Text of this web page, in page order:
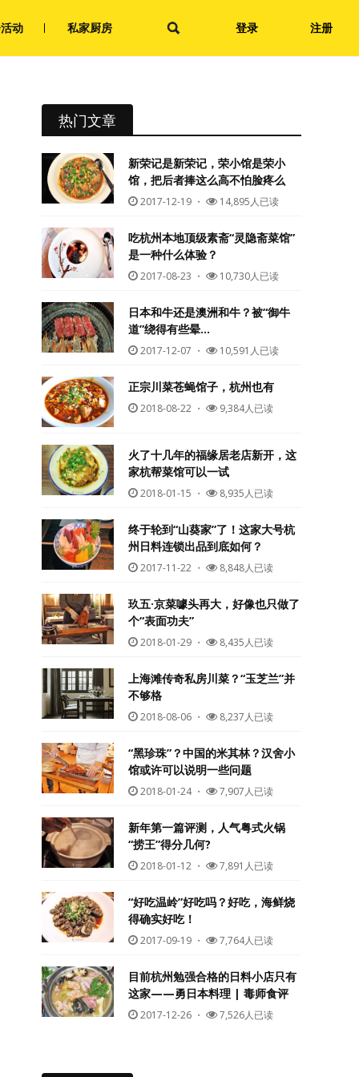
登录 注册
动 私家厨房
热门文章
新荣记是新荣记，荣小馆是荣小
馆，把后者捧这么高不怕脸疼么
2017-12-19 ・ 14,895人已读
吃杭州本地顶级素斋“灵隐斋菜馆”
是一种什么体验？
2017-08-23 ・ 10,730人已读
日本和牛还是澳洲和牛？被“御牛
道”绕得有些晕…
2017-12-07 ・ 10,591人已读
正宗川菜苍蝇馆子，杭州也有
2018-08-22 ・ 9,384人已读
火了十几年的福缘居老店新开，这
家杭帮菜馆可以一试
2018-01-15 ・ 8,935人已读
终于轮到“山葵家”了！这家大号杭
州日料连锁出品到底如何？
2017-11-22 ・ 8,848人已读
玖五·京菜噱头再大，好像也只做了
个“表面功夫”
2018-01-29 ・ 8,435人已读
上海滩传奇私房川菜？“玉芝兰”并
不够格
2018-08-06 ・ 8,237人已读
“黑珍珠”？中国的米其林？汉舍小
馆或许可以说明一些问题
2018-01-24・ 7,907人已读
新年第一篇评测，人气粤式火锅
“捞王”得分几何?
2018-01-12 ・ 7,891人已读
“好吃温岭”好吃吗？好吃，海鲜烧
得确实好吃！
2017-09-19 ・ 7,764人已读
目前杭州勉强合格的日料小店只有
这家——勇日本料理 | 毒师食评
2017-12-26 ・ 7,526人已读